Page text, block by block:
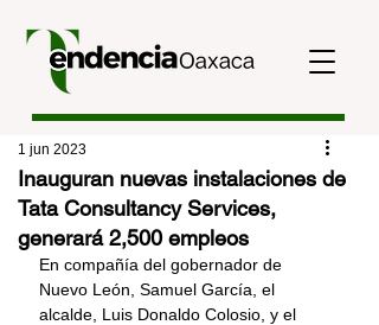
Inauguran nuevas instalaciones de
Tata Consultancy Services,
generará 2,500 empleos
1 jun 2023
En compañía del gobernador de
Nuevo León, Samuel García, el
alcalde, Luis Donaldo Colosio, y el